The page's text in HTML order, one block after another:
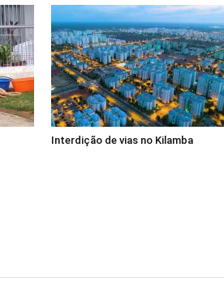
Interdição de vias no Kilamba